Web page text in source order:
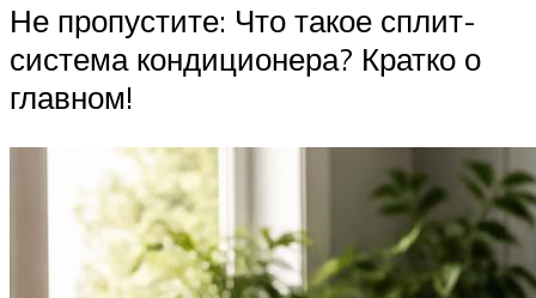
Не пропустите: Что такое сплит-
система кондиционера? Кратко о
главном!